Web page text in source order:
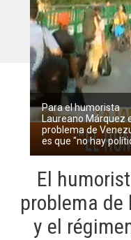
Para el humorista
Laureano Márquez
problema de
es que "no hay
El
problema
y el